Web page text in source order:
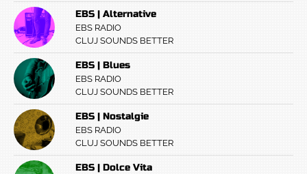
EBS | Alternative
EBS RADIO
CLUJ SOUNDS BETTER
EBS | Blues
EBS RADIO
CLUJ SOUNDS BETTER
EBS | Nostalgie
EBS RADIO
CLUJ SOUNDS BETTER
EBS | Dolce Vita